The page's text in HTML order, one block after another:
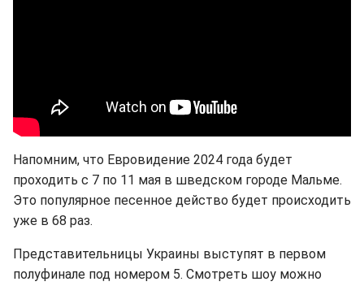
Напомним, что Евровидение 2024 года будет
проходить с 7 по 11 мая в шведском городе Мальме.
Это популярное песенное действо будет происходить
уже в 68 раз.
Представительницы Украины выступят в первом
полуфинале под номером 5. Смотреть шоу можно